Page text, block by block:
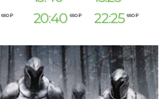
650 ₽ 20:40 650 ₽ 22:25 650 ₽